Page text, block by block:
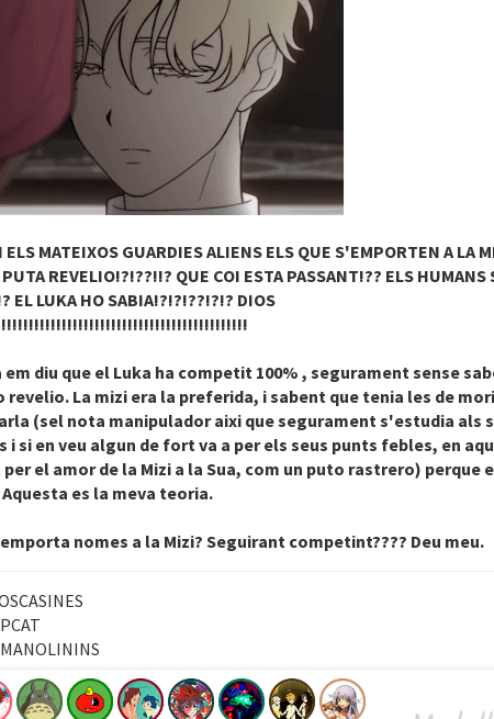
ELS MATEIXOS GUARDIES ALIENS ELS QUE S'EMPORTEN A LA
REVELIO!?!??!!? QUE COI ESTA PASSANT!?? ELS HUMANS
EL LUKA HO SABIA!?!?!??!?!? DIOS
diu que el Luka ha competit 100% , segurament sense
revelio. La mizi era la preferida, i sabent que tenia les de
(sel nota manipulador aixi que segurament s'estudia als
i si en veu algun de fort va a per els seus punts febles, en
el amor de la Mizi a la Sua, com un puto rastrero) perque
es la meva teoria.
nomes a la Mizi? Seguirant competint???? Deu meu.